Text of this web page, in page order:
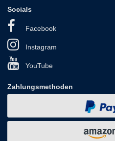
Socials
Facebook
Instagram
YouTube
Zahlungsmethoden